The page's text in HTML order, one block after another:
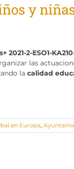
y
2021-2-ESO1-
las
la calidad
en Europa,